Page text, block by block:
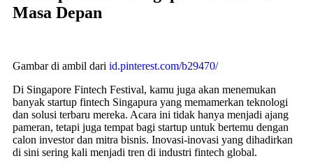
Masa Depan
Gambar di ambil dari id.pinterest.com/b29470/
Di Singapore Fintech Festival, kamu juga akan menemukan
banyak startup fintech Singapura yang memamerkan teknologi
dan solusi terbaru mereka. Acara ini tidak hanya menjadi ajang
pameran, tetapi juga tempat bagi startup untuk bertemu dengan
calon investor dan mitra bisnis. Inovasi-inovasi yang dihadirkan
di sini sering kali menjadi tren di industri fintech global.